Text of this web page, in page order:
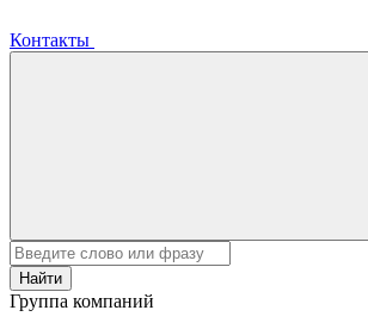
Контакты
Найти
Группа компаний